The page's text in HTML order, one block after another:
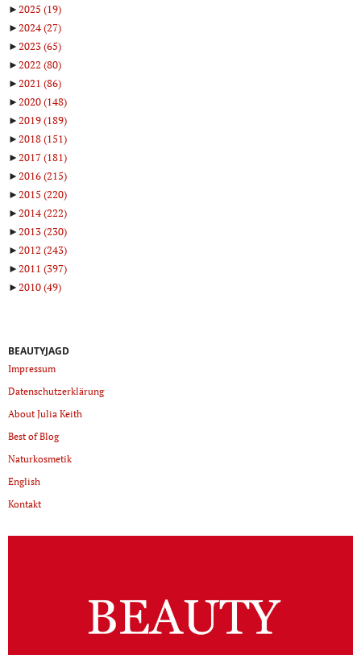
►2025 (19)
►2024(27)
►2023(65)
►2022 (80)
►2021 (86)
►2020(148)
►2019(189)
►2018(151)
►2017(181)
►2016(215)
►2015 (220)
►2014(222)
►2013(230)
►2012 (243)
►2011 (397)
►2010(49)
BEAUTYJAGD
Impressum
Datenschutzerklärung
About Julia Keith
Best of Blog
Naturkosmetik
English
Kontakt